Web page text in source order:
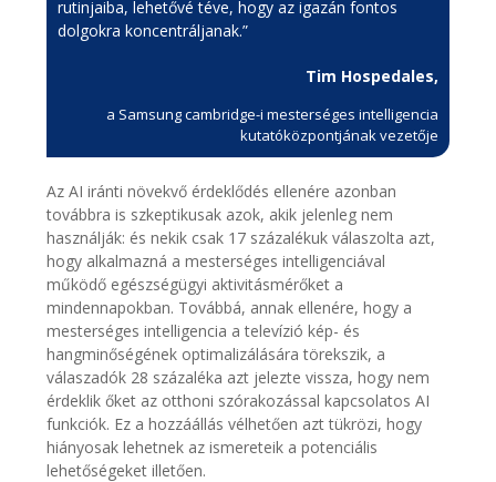
rutinjaiba, lehetővé téve, hogy az igazán fontos
dolgokra koncentráljanak.”
Tim Hospedales,
a Samsung cambridge-i mesterséges intelligencia
kutatóközpontjának vezetője
Az AI iránti növekvő érdeklődés ellenére azonban
továbbra is szkeptikusak azok, akik jelenleg nem
használják: és nekik csak 17 százalékuk válaszolta azt,
hogy alkalmazná a mesterséges intelligenciával
működő egészségügyi aktivitásmérőket a
mindennapokban. Továbbá, annak ellenére, hogy a
mesterséges intelligencia a televízió kép- és
hangminőségének optimalizálására törekszik, a
válaszadók 28 százaléka azt jelezte vissza, hogy nem
érdeklik őket az otthoni szórakozással kapcsolatos AI
funkciók. Ez a hozzáállás vélhetően azt tükrözi, hogy
hiányosak lehetnek az ismereteik a potenciális
lehetőségeket illetően.